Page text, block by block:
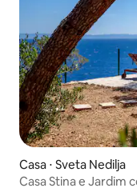
Casa ⋅ Sveta Nedilja
Casa Stina e Jardim